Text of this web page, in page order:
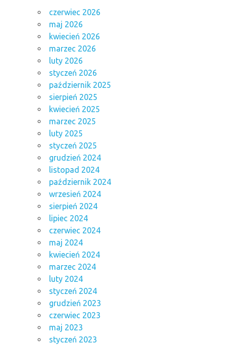
czerwiec 2026
maj 2026
kwiecień 2026
marzec 2026
luty 2026
styczeń 2026
październik 2025
sierpień 2025
kwiecień 2025
marzec 2025
luty 2025
styczeń 2025
grudzień 2024
listopad 2024
październik 2024
wrzesień 2024
sierpień 2024
lipiec 2024
czerwiec 2024
maj 2024
kwiecień 2024
marzec 2024
luty 2024
styczeń 2024
grudzień 2023
czerwiec 2023
maj 2023
styczeń 2023